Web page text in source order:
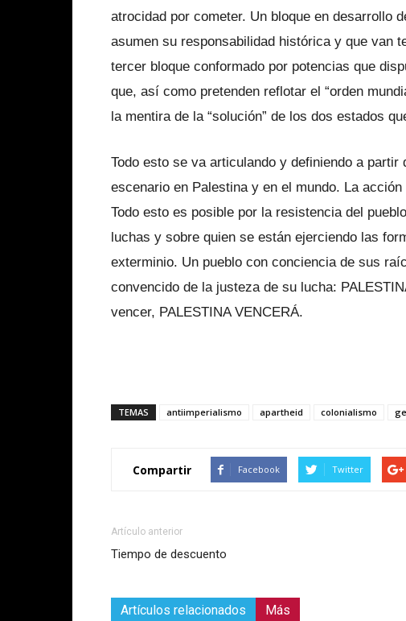
atrocidad por cometer. Un bloque en desarrollo
asumen su responsabilidad histórica y que van
tercer bloque conformado por potencias que
que, así como pretenden reflotar el “orden
la mentira de la “solución” de los dos estados
Todo esto se va articulando y definiendo a
escenario en Palestina y en el mundo. La
Todo esto es posible por la resistencia del
luchas y sobre quien se están ejerciendo las
exterminio. Un pueblo con conciencia de sus
convencido de la justeza de su lucha:
vencer, PALESTINA VENCERÁ.
TEMAS antiimperialismo apartheid colonialismo
Compartir Facebook Twitter
Artículo anterior
Tiempo de descuento
Artículos relacionados Más